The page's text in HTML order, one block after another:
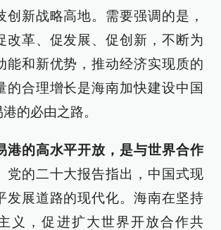
创新战略高地。需要强调的是，
改革、促发展、促创新，不断为
能和新优势，推动经济实现质的
的合理增长是海南加快建设中国
的必由之路。
港的高水平开放，是与世界合作
党的二十大报告指出，中国式现
发展道路的现代化。海南在坚持
义，促进扩大世界开放合作共